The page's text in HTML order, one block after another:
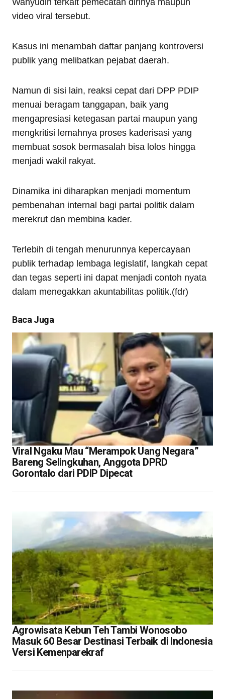
Wahyudin terkait pemecatan dirinya maupun
video viral tersebut.
Kasus ini menambah daftar panjang kontroversi
publik yang melibatkan pejabat daerah.
Namun di sisi lain, reaksi cepat dari DPP PDIP
menuai beragam tanggapan, baik yang
mengapresiasi ketegasan partai maupun yang
mengkritisi lemahnya proses kaderisasi yang
membuat sosok bermasalah bisa lolos hingga
menjadi wakil rakyat.
Dinamika ini diharapkan menjadi momentum
pembenahan internal bagi partai politik dalam
merekrut dan membina kader.
Terlebih di tengah menurunnya kepercayaan
publik terhadap lembaga legislatif, langkah cepat
dan tegas seperti ini dapat menjadi contoh nyata
dalam menegakkan akuntabilitas politik.(fdr)
Baca Juga
Viral Ngaku Mau “Merampok Uang Negara”
Bareng Selingkuhan, Anggota DPRD
Gorontalo dari PDIP Dipecat
Agrowisata Kebun Teh Tambi Wonosobo
Masuk 60 Besar Destinasi Terbaik di Indonesia
Versi Kemenparekraf